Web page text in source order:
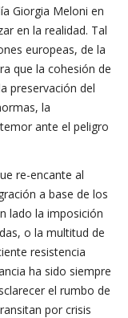
Giorgia Meloni en
en la realidad. Tal
europeas, de la
que la cohesión de
preservación del
la
ante el peligro
re-encante al
a base de los
lado la imposición
o la multitud de
resistencia
ha sido siempre
el rumbo de
por crisis